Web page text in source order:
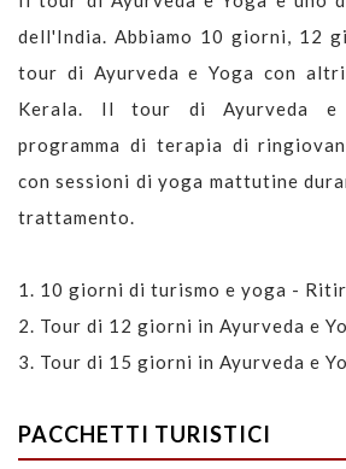
dell'India. Abbiamo 10 giorni, 12
tour di Ayurveda e Yoga con
Kerala. Il tour di Ayurveda e
programma di terapia di
con sessioni di yoga mattutine
trattamento.
1. 10 giorni di turismo e yoga -
2. Tour di 12 giorni in Ayurveda e
3. Tour di 15 giorni in Ayurveda e
PACCHETTI TURISTICI